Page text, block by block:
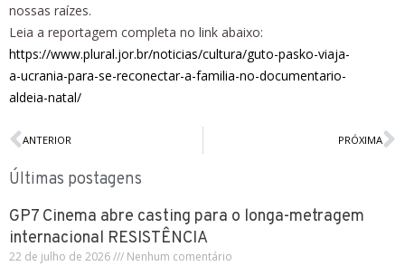
nossas raízes.
Leia a reportagem completa no link abaixo:
https://www.plural.jor.br/noticias/cultura/guto-pasko-viaja-
a-ucrania-para-se-reconectar-a-familia-no-documentario-
aldeia-natal/
ANTERIOR PRÓXIMA
Últimas postagens
GP7 Cinema abre casting para o longa-metragem
internacional RESISTÊNCIA
22 de julho de 2026
Nenhum comentário